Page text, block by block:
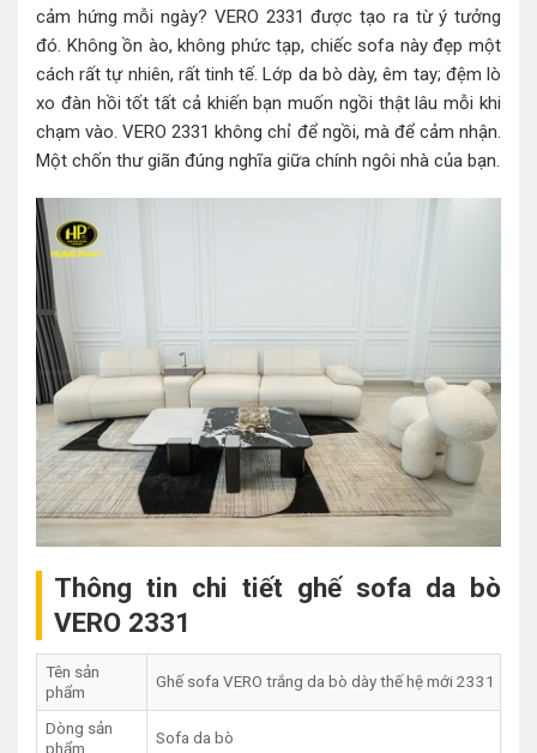
cảm hứng mỗi ngày? VERO 2331 được tạo ra từ ý tưởng
đó. Không ồn ào, không phức tạp, chiếc sofa này đẹp một
cách rất tự nhiên, rất tinh tế. Lớp da bò dày, êm tay; đệm lò
xo đàn hồi tốt tất cả khiến bạn muốn ngồi thật lâu mỗi khi
chạm vào. VERO 2331 không chỉ để ngồi, mà để cảm nhận.
Một chốn thư giãn đúng nghĩa giữa chính ngôi nhà của bạn.
Thông tin chi tiết ghế sofa da bò
VERO 2331
Tên sản
phẩm
Ghế sofa VERO trắng da bò dày thế hệ mới 2331
Dòng sản
phẩm
Sofa da bò